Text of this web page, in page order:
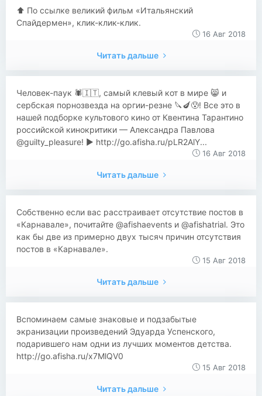
⬆️ По ссылке великий фильм «Итальянский
Спайдермен», клик-клик-клик.
16 Авг 2018
Читать дальше
​​Человек-паук 🕷🇮🇹, самый клевый кот в мире 😸 и
сербская порнозвезда на оргии-резне 🔪🍆😰! Все это в
нашей подборке культового кино от Квентина Тарантино
российской кинокритики — Александра Павлова
@guilty_pleasure! ▶️ http://go.afisha.ru/pLR2AlY...
16 Авг 2018
Читать дальше
Собственно если вас расстраивает отсутствие постов в
«Карнавале», почитайте @afishaevents и @afishatrial. Это
как бы две из примерно двух тысяч причин отсутствия
постов в «Карнавале».
15 Авг 2018
Читать дальше
Вспоминаем самые знаковые и подзабытые
экранизации произведений Эдуарда Успенского,
подарившего нам одни из лучших моментов детства.
http://go.afisha.ru/x7MlQV0
15 Авг 2018
Читать дальше